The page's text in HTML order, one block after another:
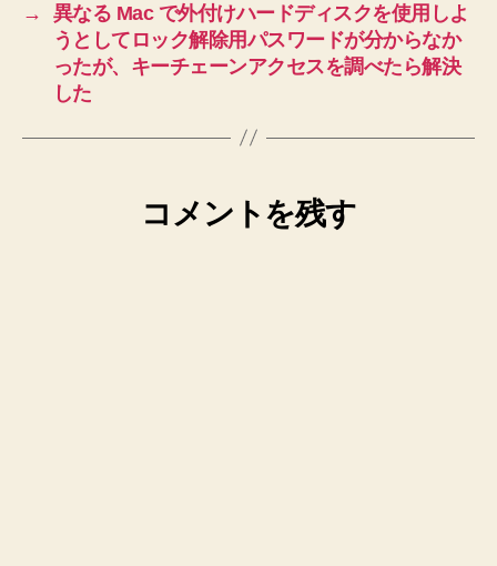
→
異なる Mac で外付けハードディスクを使用しよ
うとしてロック解除用パスワードが分からなか
ったが、キーチェーンアクセスを調べたら解決
した
コメントを残す